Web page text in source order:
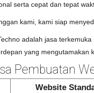
serta cepat dan tepat
kami, kami siap
adalah jasa
yang mengutamakan
Pembuatan
Website